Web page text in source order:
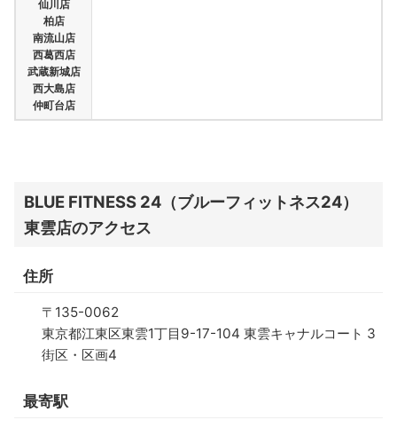
仙川店
柏店
南流山店
西葛西店
武蔵新城店
西大島店
仲町台店
BLUE FITNESS 24（ブルーフィットネス24）
東雲店のアクセス
住所
〒135-0062
東京都江東区東雲1丁目9-17-104 東雲キャナルコート 3
街区・区画4
最寄駅